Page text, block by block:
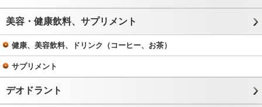
美容・健康飲料、サプリメント
健康、美容飲料、ドリンク（コーヒー、お茶）
サプリメント
デオドラント